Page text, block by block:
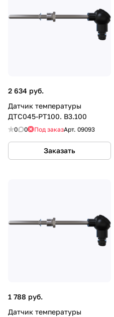
2 634 руб.
Датчик температуры
ДТС045-РТ100. В3.100
0 0 Под заказАрт. 09093
Заказать
1 788 руб.
Датчик температуры